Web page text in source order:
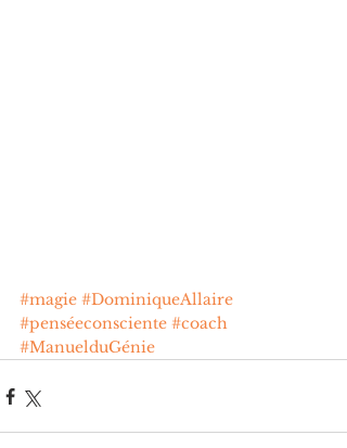
#magie #DominiqueAllaire
#penséeconsciente #coach
#ManuelduGénie